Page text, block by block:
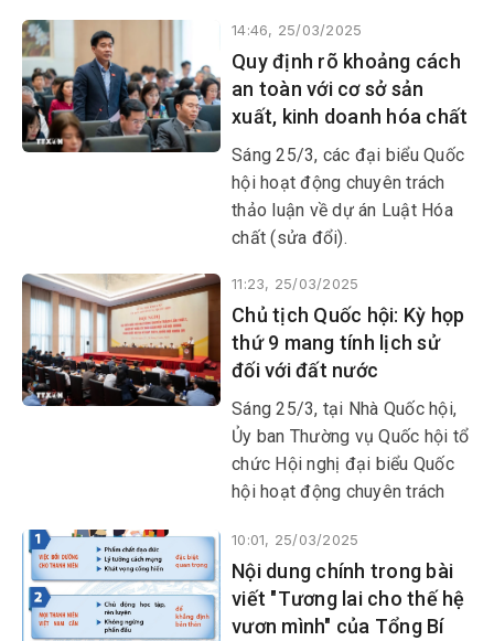
14:46, 25/03/2025
Quy định rõ khoảng cách
an toàn với cơ sở sản
xuất, kinh doanh hóa chất
Sáng 25/3, các đại biểu Quốc
hội hoạt động chuyên trách
thảo luận về dự án Luật Hóa
chất (sửa đổi).
11:23, 25/03/2025
Chủ tịch Quốc hội: Kỳ họp
thứ 9 mang tính lịch sử
đối với đất nước
Sáng 25/3, tại Nhà Quốc hội,
Ủy ban Thường vụ Quốc hội tổ
chức Hội nghị đại biểu Quốc
hội hoạt động chuyên trách
dung trình Quốc hội tại Kỳ họp
thứ 9, Quốc hội khóa XV.
10:01, 25/03/2025
Nội dung chính trong bài
viết "Tương lai cho thế hệ
vươn mình" của Tổng Bí